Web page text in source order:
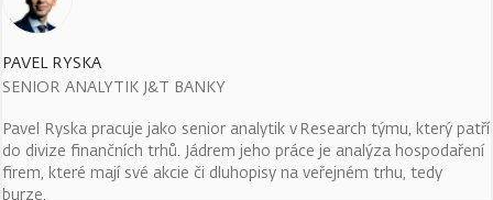
PAVEL RYSKA
SENIOR ANALYTIK J&T BANKY
Pavel Ryska pracuje jako senior analytik v Research týmu, který patří
do divize finančních trhů. Jádrem jeho práce je analýza hospodaření
firem, které mají své akcie či dluhopisy na veřejném trhu, tedy
burze.